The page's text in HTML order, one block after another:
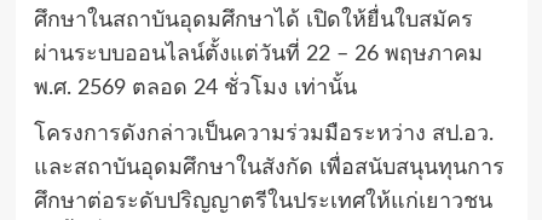
ศึกษาในสถาบันอุดมศึกษาได้ เปิดให้ยื่นใบสมัคร
ผ่านระบบออนไลน์ตั้งแต่วันที่ 22 – 26 พฤษภาคม
พ.ศ. 2569 ตลอด 24 ชั่วโมง เท่านั้น
โครงการดังกล่าวเป็นความร่วมมือระหว่าง สป.อว.
และสถาบันอุดมศึกษาในสังกัด เพื่อสนับสนุนทุนการ
ศึกษาต่อระดับปริญญาตรีในประเทศให้แก่เยาวชน